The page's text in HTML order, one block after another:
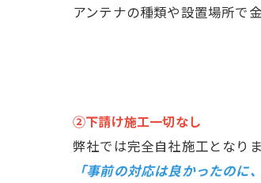
アンテナの種類や設置場所で
②下請け施工一切なし
弊社では完全自社施工となりま
「事前の対応は良かったのに